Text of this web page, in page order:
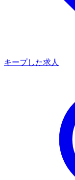
キープした求人